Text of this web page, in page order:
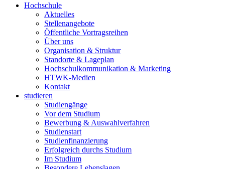
Hochschule
Aktuelles
Stellenangebote
Öffentliche Vortragsreihen
Über uns
Organisation & Struktur
Standorte & Lageplan
Hochschulkommunikation & Marketing
HTWK-Medien
Kontakt
studieren
Studiengänge
Vor dem Studium
Bewerbung & Auswahlverfahren
Studienstart
Studienfinanzierung
Erfolgreich durchs Studium
Im Studium